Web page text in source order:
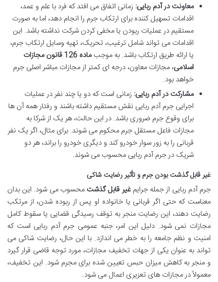
معاونت در آدم ربایی: زمانی اتفاق می افتد که فرد با علم و عمد،
اقدامات تسهیل کننده برای ارتکاب جرم را انجام دهد، اما به صورت
مستقیم در عملیات ربودن یا مخفی کردن شرکت نداشته باشد. این
اقدامات می تواند شامل ترغیب، تحریک، تهیه وسایل ارتکاب جرم،
یا ارائه طریق ارتکاب باشد. به موجب
ماده 126 قانون مجازات
اسلامی، مجازات معاون، درجه ای کمتر از مجازات مباشر اصلی جرم
خواهد بود.
مشارکت در آدم ربایی: زمانی است که دو یا چند نفر در عملیات
اجرایی جرم آدم ربایی نقش مستقیم داشته باشند و رفتار همه آن ها
برای وقوع جرم ضروری باشد. در این حالت، هر یک از شرکا به
مجازات فاعل مستقل جرم محکوم می شوند. برای مثال، اگر یک نفر
قربانی را به زور سوار خودرو کند و دیگری خودرو را براند، هر دو
شریک در جرم آدم ربایی محسوب می شوند.
غیر قابل گذشت بودن جرم و تأثیر رضایت شاکی
جرم آدم ربایی از جمله جرایمغیر قابل گذشت محسوب می شود. این بدان
معناست که حتی اگر قربانی یا خانواده او پس از ربوده شدن، از مرتکب
رضایت دهند، این رضایت منجر به توقف رسیدگی قضایی یا سقوط کامل
مجازات نمی شود. دلیل این امر، جنبه عمومی جرم آدم ربایی است که
امنیت و نظم جامعه را به خطر می اندازد. با این حال، رضایت شاکی می
تواند به عنوان یکی از جهات تخفیف مجازات، مورد توجه قاضی قرار گیرد
و منجر به کاهش میزان حبس تعیین شده برای مجرم شود. این تخفیف،
معمولاً در مجازات های تعزیری اعمال می شود.